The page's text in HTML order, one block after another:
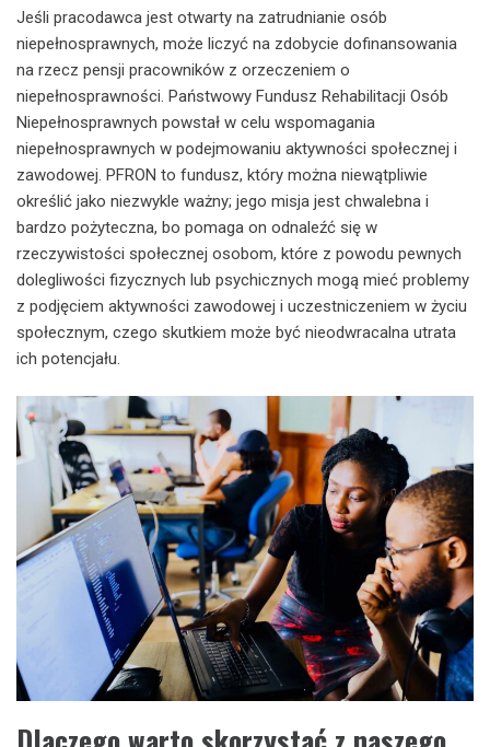
Jeśli pracodawca jest otwarty na zatrudnianie osób
niepełnosprawnych, może liczyć na zdobycie dofinansowania
na rzecz pensji pracowników z orzeczeniem o
niepełnosprawności. Państwowy Fundusz Rehabilitacji Osób
Niepełnosprawnych powstał w celu wspomagania
niepełnosprawnych w podejmowaniu aktywności społecznej i
zawodowej. PFRON to fundusz, który można niewątpliwie
określić jako niezwykle ważny; jego misja jest chwalebna i
bardzo pożyteczna, bo pomaga on odnaleźć się w
rzeczywistości społecznej osobom, które z powodu pewnych
dolegliwości fizycznych lub psychicznych mogą mieć problemy
z podjęciem aktywności zawodowej i uczestniczeniem w życiu
społecznym, czego skutkiem może być nieodwracalna utrata
ich potencjału.